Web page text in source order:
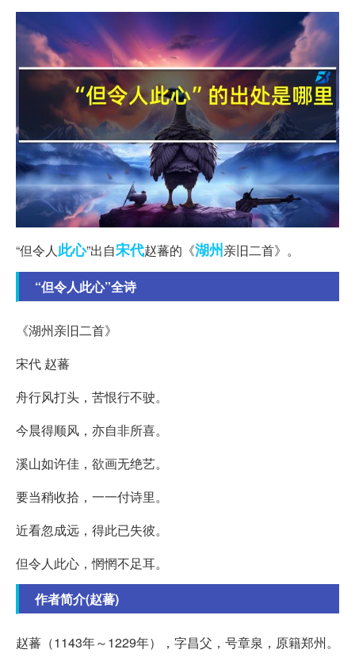
“但令人此心”出自宋代赵蕃的《湖州亲旧二首》。
“但令人此心”全诗
《湖州亲旧二首》
宋代 赵蕃
舟行风打头，苦恨行不驶。
今晨得顺风，亦自非所喜。
溪山如许佳，欲画无绝艺。
要当稍收拾，一一付诗里。
近看忽成远，得此已失彼。
但令人此心，惘惘不足耳。
作者简介(赵蕃)
赵蕃（1143年～1229年），字昌父，号章泉，原籍郑州。